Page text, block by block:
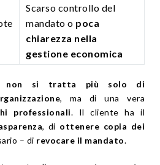
Scarso controllo del
mandato o poca
chiarezza nella
gestione economica
non si tratta più solo di
, ma di una vera
professionali. Il cliente ha il
, di ottenere copia dei
– di revocare il mandato.